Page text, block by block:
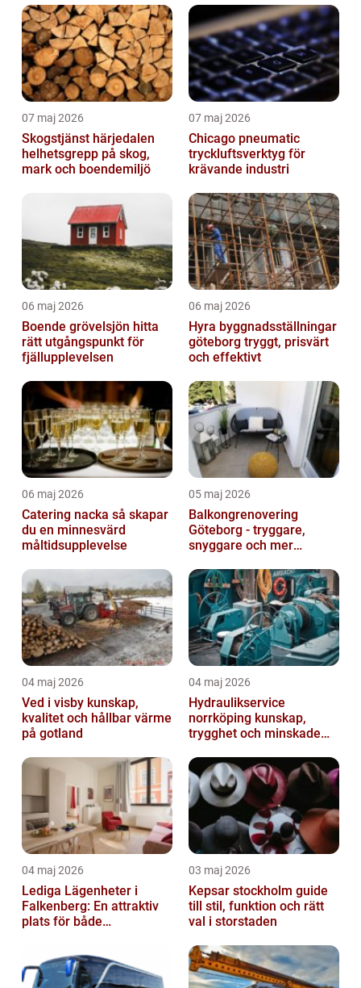
07 maj 2026
Skogstjänst härjedalen
helhetsgrepp på skog,
mark och boendemiljö
07 maj 2026
Chicago pneumatic
tryckluftsverktyg för
krävande industri
06 maj 2026
Boende grövelsjön hitta
rätt utgångspunkt för
fjällupplevelsen
06 maj 2026
Hyra byggnadsställningar
göteborg tryggt, prisvärt
och effektivt
06 maj 2026
Catering nacka så skapar
du en minnesvärd
måltidsupplevelse
05 maj 2026
Balkongrenovering
Göteborg - tryggare,
snyggare och mer
04 maj 2026
Ved i visby kunskap,
kvalitet och hållbar värme
på gotland
04 maj 2026
Hydraulikservice
norrköping kunskap,
trygghet och minskade
04 maj 2026
Lediga Lägenheter i
Falkenberg: En attraktiv
plats för både
semesterfirare
03 maj 2026
Kepsar stockholm guide
till stil, funktion och rätt
val i storstaden